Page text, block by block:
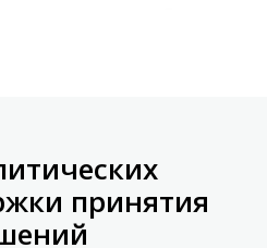
принятия